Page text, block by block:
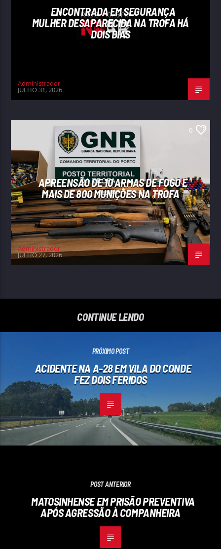
ENCONTRADA EM SEGURANÇA
MULHER DESAPARECIDA NA TROFA HÁ
DOIS DIAS
Administrador
JULHO 31, 2026
0
APREENSÃO DE 10 ARMAS DE FOGO E
MAIS DE 800 MUNIÇÕES NA TROFA
Administrador
JULHO 27, 2026
CONTINUE LENDO
PRÓXIMO POST
ACIDENTE NA A-28 EM VILA DO CONDE
FEZ DOIS FERIDOS
POST ANTERIOR
MATOSINHENSE EM PRISÃO PREVENTIVA
APÓS AGRESSÃO À COMPANHEIRA